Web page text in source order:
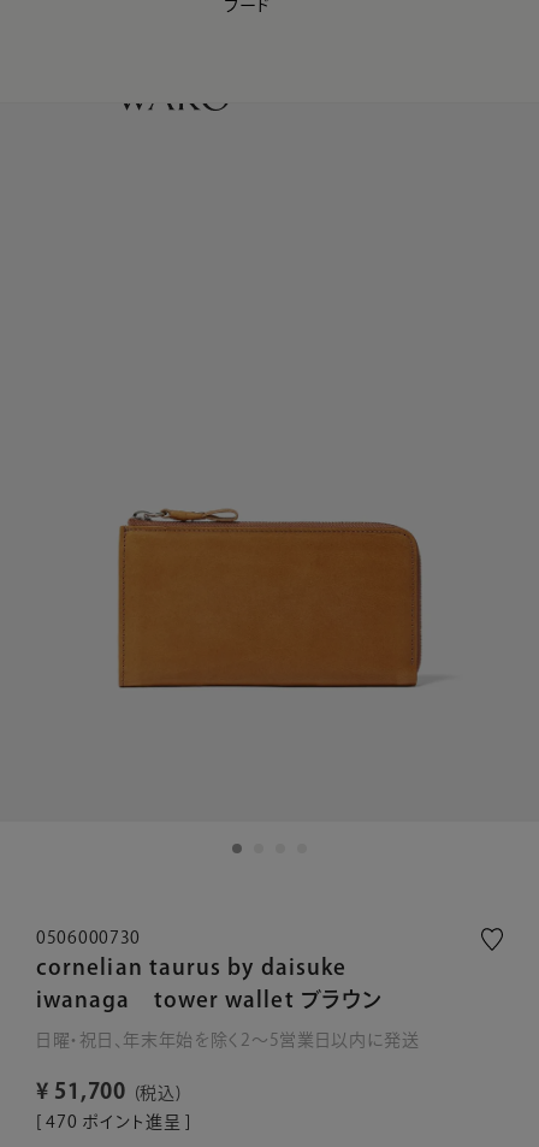
【会員様限定】夏のプレゼントキャンペーン開催中
フード
0506000730
cornelian taurus by daisuke
iwanaga tower wallet ブラウン
日曜・祝日、年末年始を除く2～5営業日以内に発送
¥ 51,700
税込
470 ポイント進呈 ]